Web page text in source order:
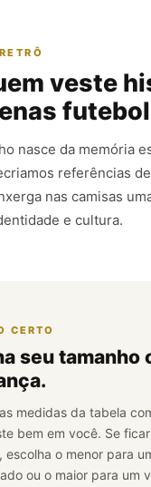
veste
nasce da memória
referências
nas camisas
e cultura.
CERTO
seu tamanho
medidas da tabela
bem em você. Se
escolha o menor para
ou o maior para um